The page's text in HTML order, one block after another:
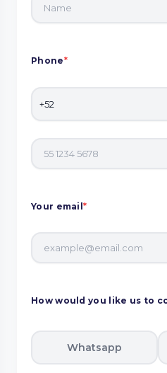
Phone*
Your email*
How would you like us to
Whatsapp